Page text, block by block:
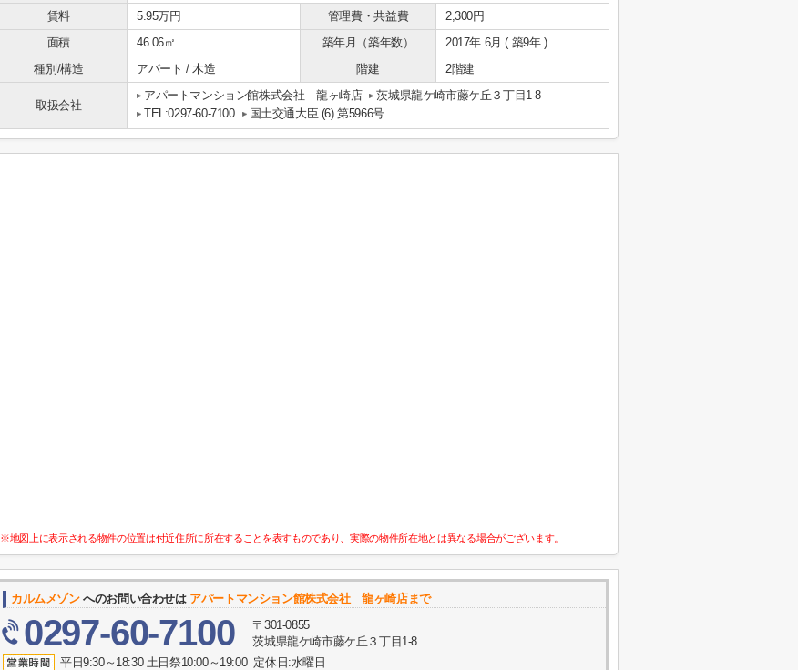
賃料 5.95万円 管理費・共益費
2,300円
面積
46.06㎡ 築年月（築年数）
2017年 6月 ( 築9年 )
種別/構造
アパート / 木造 階建 2階建
取扱会社
アパートマンション館株式会社 龍ヶ崎店
茨城県龍ケ崎市藤ケ丘３丁目1-8
TEL:0297-60-7100
国土交通大臣 (6) 第5966号
※地図上に表示される物件の位置は付近住所に所在することを表すものであり、実際の物件所在地とは異なる場合がございます。
カルムメゾンへのお問い合わせは アパートマンション館株式会社 龍ヶ崎店まで
0297-60-7100
〒301-0855
茨城県龍ケ崎市藤ケ丘３丁目1-8
平日9:30～18:30 土日祭10:00～19:00 定休日:水曜日